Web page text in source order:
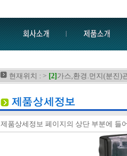
현재위치 : > [2] 가스,환경.먼지(분진)
제품상세정보 페이지의 상단 부분에 들